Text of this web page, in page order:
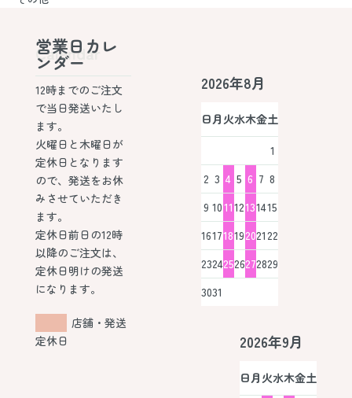
Calendar
営業日カレ
ンダー
12時までのご注文
で当日発送いたし
ます。
火曜日と木曜日が
定休日となります
ので、発送をお休
みさせていただき
ます。
定休日前日の12時
以降のご注文は、
定休日明けの発送
になります。
店舗・発送
定休日
2026年8月
日月 火水木金土
1
2 3 4 5 6 7 8
9 101112131415
16171819202122
23242526272829
3031
2026年9月
日月 火水木金土